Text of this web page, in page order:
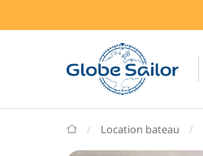
GlobeSailor
Location bateau